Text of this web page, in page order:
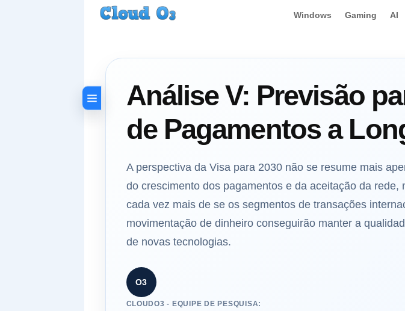
Windows Gaming AI
Análise V: Previsão
de Pagamentos a
A perspectiva da Visa para 2030 não se resume mais
do crescimento dos pagamentos e da aceitação da
cada vez mais de se os segmentos de transações
movimentação de dinheiro conseguirão manter a
de novas tecnologias.
O3
CLOUDO3 - EQUIPE DE PESQUISA: